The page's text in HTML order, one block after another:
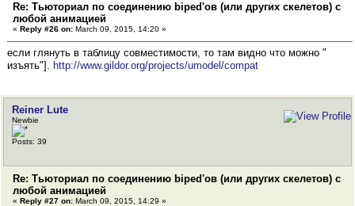
Re: Тьюториал по соединению biped'ов (или других скелетов) с
любой анимацией
« Reply #26 on: March 09, 2015, 14:20 »
если глянуть в таблицу совместимости, то там видно что можно "
изъять"]. http://www.gildor.org/projects/umodel/compat
Reiner Lute
Newbie
Posts: 39
Re: Тьюториал по соединению biped'ов (или других скелетов) с
любой анимацией
« Reply #27 on: March 09, 2015, 14:29 »